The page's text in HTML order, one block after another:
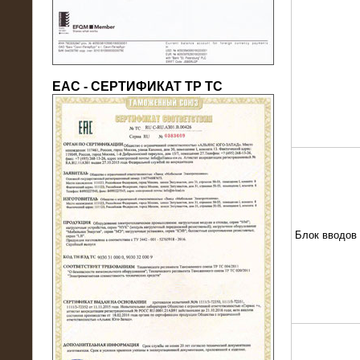
22.05.2016
Нагрузочный модуль в контейнере
10 МВт (0,4 кВ - напряжение)
ЕАС - СЕРТИФИКАТ ТР ТС
Блок вводов